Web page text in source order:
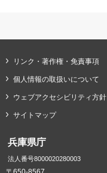
リンク・著作権・免責事項
個人情報の取扱いについて
ウェブアクセシビリティ方針
サイトマップ
兵庫県庁
法人番号8000020280003